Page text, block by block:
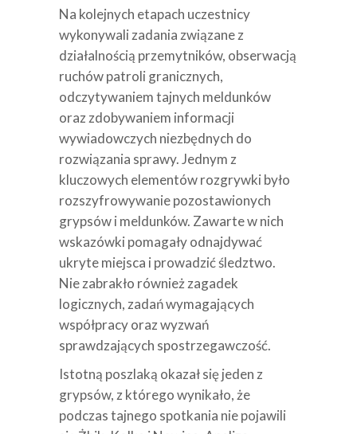
Na kolejnych etapach uczestnicy
wykonywali zadania związane z
działalnością przemytników, obserwacją
ruchów patroli granicznych,
odczytywaniem tajnych meldunków
oraz zdobywaniem informacji
wywiadowczych niezbędnych do
rozwiązania sprawy. Jednym z
kluczowych elementów rozgrywki było
rozszyfrowywanie pozostawionych
grypsów i meldunków. Zawarte w nich
wskazówki pomagały odnajdywać
ukryte miejsca i prowadzić śledztwo.
Nie zabrakło również zagadek
logicznych, zadań wymagających
współpracy oraz wyzwań
sprawdzających spostrzegawczość.
Istotną poszlaką okazał się jeden z
grypsów, z którego wynikało, że
podczas tajnego spotkania nie pojawili